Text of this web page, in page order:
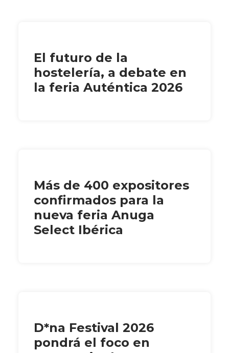
El futuro de la
hostelería, a debate en
la feria Auténtica 2026
Más de 400 expositores
confirmados para la
nueva feria Anuga
Select Ibérica
D*na Festival 2026
pondrá el foco en